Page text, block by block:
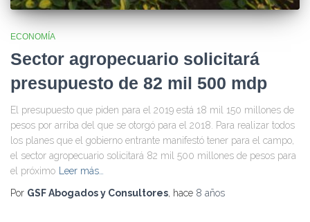
ECONOMÍA
Sector agropecuario solicitará
presupuesto de 82 mil 500 mdp
El presupuesto que piden para el 2019 está 18 mil 150 millones de
pesos por arriba del que se otorgó para el 2018. Para realizar todos
los planes que el gobierno entrante manifestó tener para el campo,
el sector agropecuario solicitará 82 mil 500 millones de pesos para
el próximo
Leer más…
Por GSF Abogados y Consultores, hace 8 años